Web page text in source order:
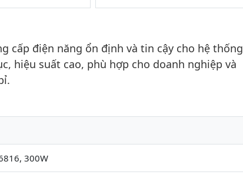
cấp điện năng ổn định và tin cậy cho hệ thống
hiệu suất cao, phù hợp cho doanh nghiệp và
300W